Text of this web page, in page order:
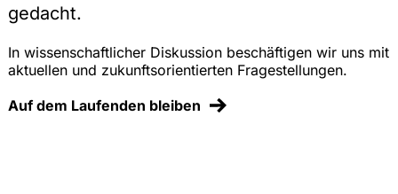
gedacht.
In wissenschaftlicher Diskussion beschäftigen wir uns mit
aktuellen und zukunftsorientierten Fragestellungen.
Auf dem Laufenden bleiben